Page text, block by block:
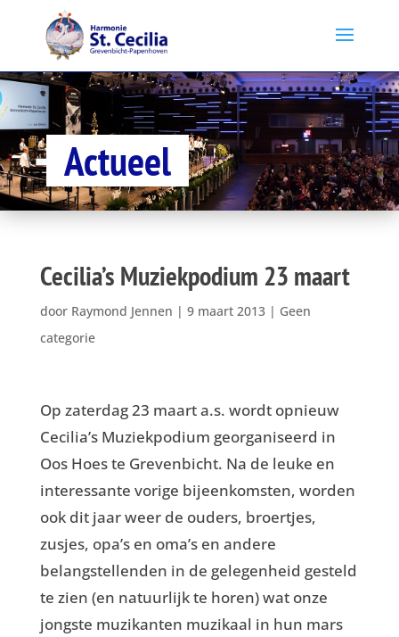
Actueel
Cecilia’s Muziekpodium 23 maart
door Raymond Jennen | 9 maart 2013| Geen
categorie
Op zaterdag 23 maart a.s. wordt opnieuw
Cecilia’s Muziekpodium georganiseerd in
Oos Hoes te Grevenbicht. Na de leuke en
interessante vorige bijeenkomsten, worden
ook dit jaar weer de ouders, broertjes,
zusjes, opa’s en oma’s en andere
belangstellenden in de gelegenheid gesteld
te zien (en natuurlijk te horen) wat onze
jongste muzikanten muzikaal in hun mars